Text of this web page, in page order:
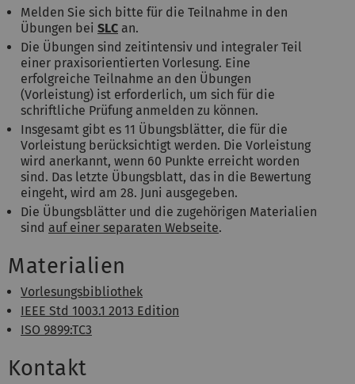
Melden Sie sich bitte für die Teilnahme in den
Übungen bei SLC an.
Die Übungen sind zeitintensiv und integraler Teil
einer praxisorientierten Vorlesung. Eine
erfolgreiche Teilnahme an den Übungen
(Vorleistung) ist erforderlich, um sich für die
schriftliche Prüfung anmelden zu können.
Insgesamt gibt es 11 Übungsblätter, die für die
Vorleistung berücksichtigt werden. Die Vorleistung
wird anerkannt, wenn 60 Punkte erreicht worden
sind. Das letzte Übungsblatt, das in die Bewertung
eingeht, wird am 28. Juni ausgegeben.
Die Übungsblätter und die zugehörigen Materialien
sind auf einer separaten Webseite.
Materialien
Vorlesungsbibliothek
IEEE Std 1003.1 2013 Edition
ISO 9899:TC3
Kontakt